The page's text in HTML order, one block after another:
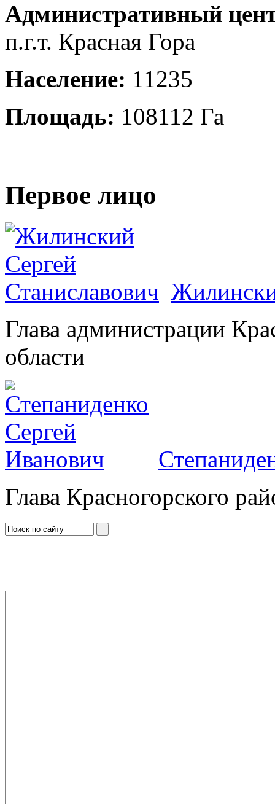
Административный
п.г.т. Красная Гора
Население: 11235
Площадь: 108112 Га
Первое лицо
Глава администрации
области
Глава Красногорского